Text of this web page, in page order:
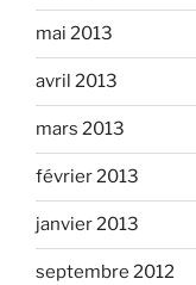
mai 2013
avril 2013
mars 2013
février 2013
janvier 2013
septembre 2012